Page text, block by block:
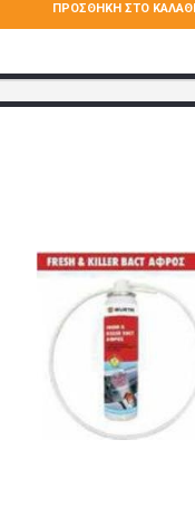
ΠΡΟΣΘΉΚΗ ΣΤΟ ΚΑΛΆΘΙ